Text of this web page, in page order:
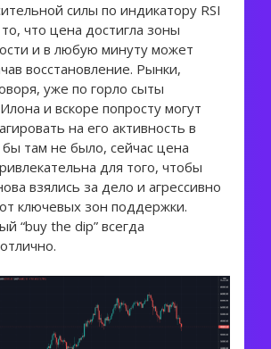
силы по индикатору RSI
что цена достигла зоны
и в любую минуту может
восстановление. Рынки,
уже по горло сыты
и вскоре попросту могут
на его активность в
бы там не было, сейчас цена
для того, чтобы
взялись за дело и агрессивно
ключевых зон поддержки.
“buy the dip” всегда